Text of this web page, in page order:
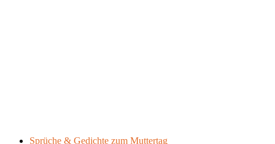
Sprüche & Gedichte zum Muttertag